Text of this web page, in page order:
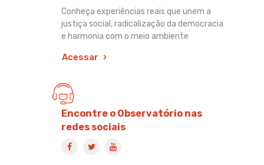
Conheça experiências reais que unem a
justiça social, radicalização da democracia
e harmonia com o meio ambiente
Acessar
Encontre o Observatório nas
redes sociais